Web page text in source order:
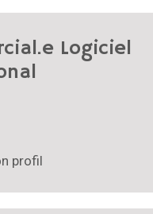
Logiciel
profil